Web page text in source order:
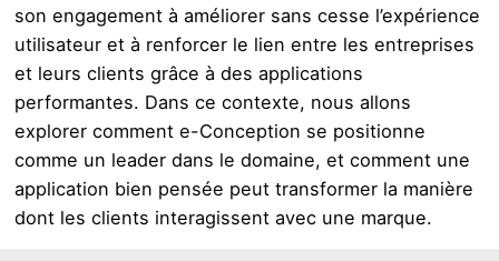
son engagement à améliorer sans cesse l’expérience
utilisateur et à renforcer le lien entre les entreprises
et leurs clients grâce à des applications
performantes. Dans ce contexte, nous allons
explorer comment e-Conception se positionne
comme un leader dans le domaine, et comment une
application bien pensée peut transformer la manière
dont les clients interagissent avec une marque.